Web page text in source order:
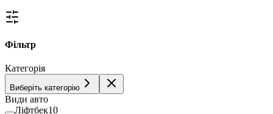
Фільтр
Категорія
Виберіть категорію
Види авто
Ліфтбек10